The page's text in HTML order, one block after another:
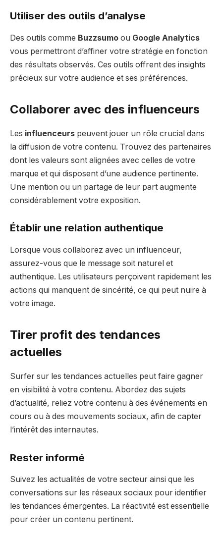
Utiliser des outils d’analyse
Des outils comme Buzzsumo ou Google Analytics
vous permettront d’affiner votre stratégie en fonction
des résultats observés. Ces outils offrent des insights
précieux sur votre audience et ses préférences.
Collaborer avec des influenceurs
Les influenceurs peuvent jouer un rôle crucial dans
la diffusion de votre contenu. Trouvez des partenaires
dont les valeurs sont alignées avec celles de votre
marque et qui disposent d’une audience pertinente.
Une mention ou un partage de leur part augmente
considérablement votre exposition.
Établir une relation authentique
Lorsque vous collaborez avec un influenceur,
assurez-vous que le message soit naturel et
authentique. Les utilisateurs perçoivent rapidement les
actions qui manquent de sincérité, ce qui peut nuire à
votre image.
Tirer profit des tendances
actuelles
Surfer sur les tendances actuelles peut faire gagner
en visibilité à votre contenu. Abordez des sujets
d’actualité, reliez votre contenu à des événements en
cours ou à des mouvements sociaux, afin de capter
l’intérêt des internautes.
Rester informé
Suivez les actualités de votre secteur ainsi que les
conversations sur les réseaux sociaux pour identifier
les tendances émergentes. La réactivité est essentielle
pour créer un contenu pertinent.